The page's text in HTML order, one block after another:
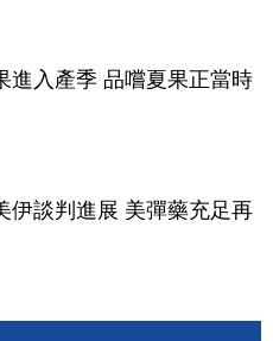
進入產季 品嚐夏果正當時
伊談判進展 美彈藥充足再